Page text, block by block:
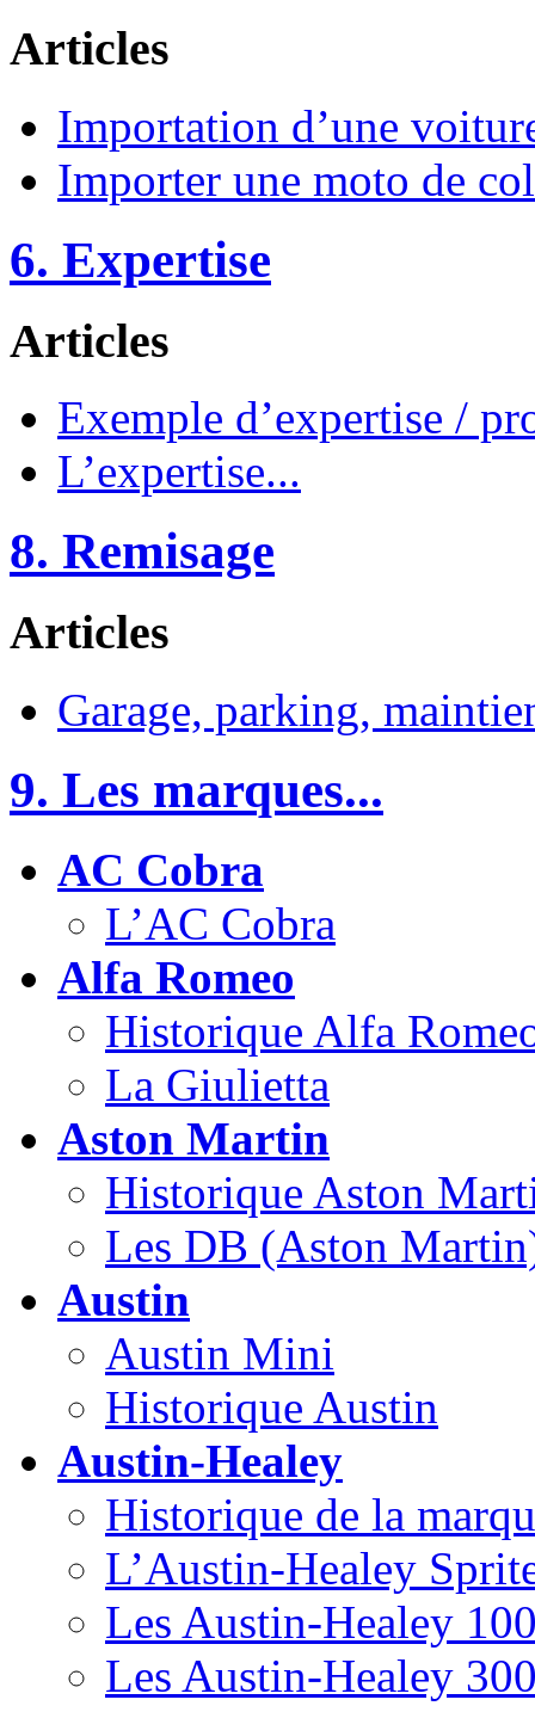
Articles
Importation d’une
Importer une moto de
6. Expertise
Articles
Exemple d’expertise /
L’expertise...
8. Remisage
Articles
Garage, parking,
9. Les marques...
AC Cobra
L’AC Cobra
Alfa Romeo
Historique Alfa
La Giulietta
Aston Martin
Historique Aston
Les DB (Aston
Austin
Austin Mini
Historique Austin
Austin-Healey
Historique de la
L’Austin-Healey
Les Austin-Healey
Les Austin-Healey